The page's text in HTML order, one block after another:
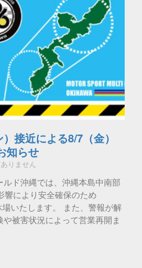
接近による8/7（金）
知らせ
りません
ド沖縄では、沖縄本島中南部
響により安全確保のため
いたします。 また、警報が解
被害状況によって営業再開ま